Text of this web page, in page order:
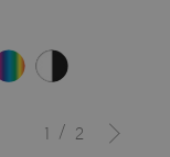
1 / 2